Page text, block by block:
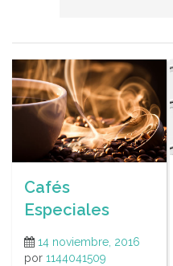
Cafés
Especiales
14 noviembre, 2016
por 1144041509